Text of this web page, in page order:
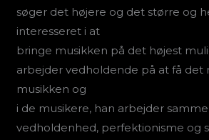
søger det højere og det større og
interesseret i at
bringe musikken på det højest
arbejder vedholdende på at få det
musikken og
i de musikere, han arbejder
vedholdenhed, perfektionisme og